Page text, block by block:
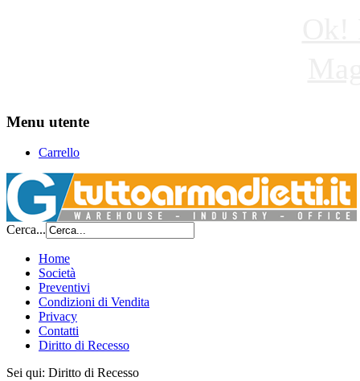
Menu utente
Carrello
Cerca...
Home
Società
Preventivi
Condizioni di Vendita
Privacy
Contatti
Diritto di Recesso
Sei qui: Diritto di Recesso